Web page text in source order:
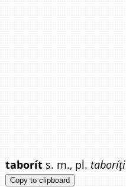
taborít s. m., pl. taboríți
Copy to clipboard